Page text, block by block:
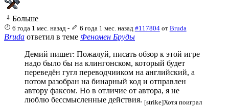
Больше
6 года 1 мес. назад - 6 года 1 мес. назад #117804 от Bruda
Bruda ответил в теме Феномен Бруды
Демий пишет: Пожалуй, писать обзор к этой игре
надо было бы на клингонском, который будет
переведён гугл переводчииком на английский, а
потом разобран на бинарный код и отправлен
автору факсом. Но в отличие от автора, я не
люблю бессмысленные действия. [strike]Хотя поиграл